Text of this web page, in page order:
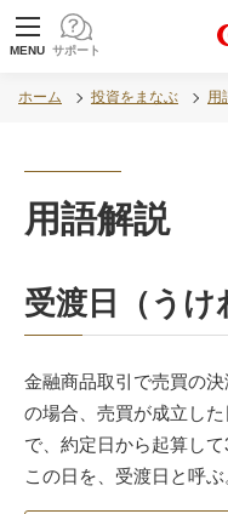
MUFG 世界
MENU サポート
ホーム 投資をまなぶ 用
用語解説
受渡日（うけ
金融商品取引で売買の
の場合、売買が成立し
で、約定日から起算し
この日を、受渡日と呼ぶ